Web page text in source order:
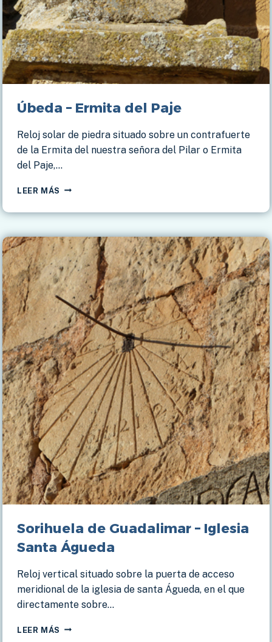
Úbeda – Ermita del Paje
Reloj solar de piedra situado sobre un contrafuerte
de la Ermita del nuestra señora del Pilar o Ermita
del Paje,…
LEER MÁS ÚBEDA
ERMITA
PAJE
Sorihuela de Guadalimar – Iglesia
Santa Águeda
Reloj vertical situado sobre la puerta de acceso
meridional de la iglesia de santa Águeda, en el que
directamente sobre…
LEER MÁS SORIHUELA